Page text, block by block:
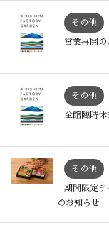
その他
営業再開の
その他
全館臨時休
その他
期間限定
のお知らせ​